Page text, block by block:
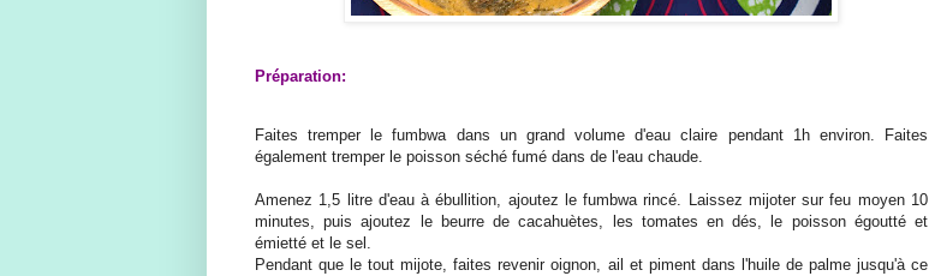
Préparation:
Faites tremper le fumbwa dans un grand volume d'eau claire pendant 1h environ. Faites
également tremper le poisson séché fumé dans de l'eau chaude.
Amenez 1,5 litre d'eau à ébullition, ajoutez le fumbwa rincé. Laissez mijoter sur feu moyen 10
minutes, puis ajoutez le beurre de cacahuètes, les tomates en dés, le poisson égoutté et
émietté et le sel.
Pendant que le tout mijote, faites revenir oignon, ail et piment dans l'huile de palme jusqu'à ce